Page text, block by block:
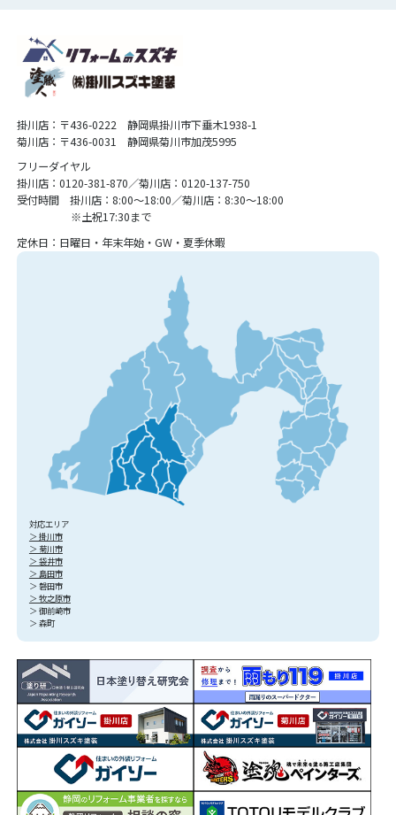
掛川店：〒436-0222 静岡県掛川市下垂木1938-1
菊川店：〒436-0031 静岡県菊川市加茂5995
フリーダイヤル
掛川店：0120-381-870／菊川店：0120-137-750
受付時間 掛川店：8:00〜18:00／菊川店：8:30〜18:00
※土祝17:30まで
定休日：日曜日・年末年始・GW・夏季休暇
対応エリア
＞ 掛川市
＞ 菊川市
＞ 袋井市
＞ 島田市
＞ 磐田市
＞ 牧之原市
＞ 御前崎市
＞ 森町